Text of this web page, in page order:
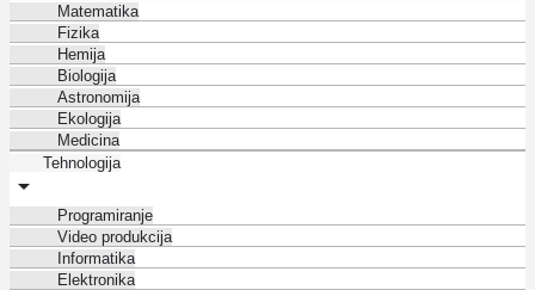
Matematika
Fizika
Hemija
Biologija
Astronomija
Ekologija
Medicina
Tehnologija
Programiranje
Video produkcija
Informatika
Elektronika